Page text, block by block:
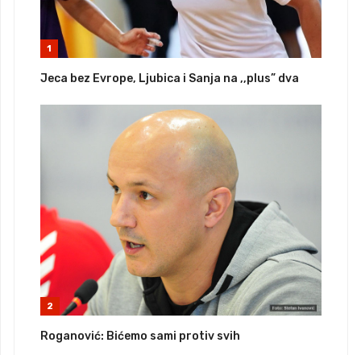
1
Jeca bez Evrope, Ljubica i Sanja na ,,plus” dva
2
Roganović: Bićemo sami protiv svih